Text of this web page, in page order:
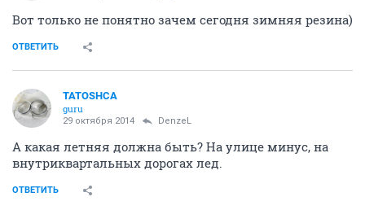
Вот только не понятно зачем сегодня зимняя резина)
ОТВЕТИТЬ
TATOSHCA
guru
29 октября 2014 DenzeL
А какая летняя должна быть? На улице минус, на
внутриквартальных дорогах лед.
ОТВЕТИТЬ